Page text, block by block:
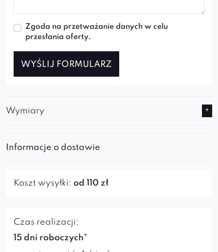
Zgoda na przetważanie danych w celu
przesłania oferty.
WYŚLIJ FORMULARZ
Wymiary
Informacje o dostawie
Koszt wysyłki: od 110 zł
Czas realizacji:
15 dni roboczych*